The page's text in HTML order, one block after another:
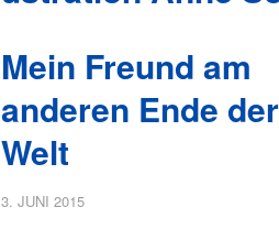
Mein Freund am
anderen Ende der
Welt
3. JUNI 2015